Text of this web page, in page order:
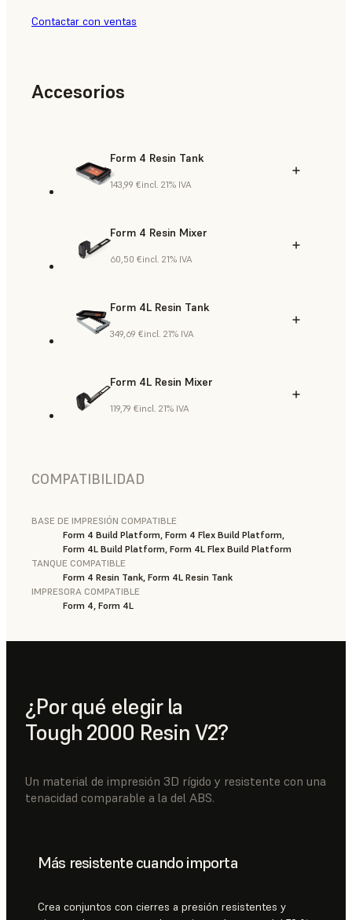
Contactar con ventas
Accesorios
Form 4 Resin Tank
143,99 €incl. 21% IVA
Form 4 Resin Mixer
60,50 €incl. 21% IVA
Form 4L Resin Tank
349,69 €incl. 21% IVA
Form 4L Resin Mixer
119,79 €incl. 21% IVA
COMPATIBILIDAD
BASE DE IMPRESIÓN COMPATIBLE
Form 4 Build Platform, Form 4 Flex Build Platform,
Form 4L Build Platform, Form 4L Flex Build Platform
TANQUE COMPATIBLE
Form 4 Resin Tank, Form 4L Resin Tank
IMPRESORA COMPATIBLE
Form 4, Form 4L
¿Por qué elegir la
Tough 2000 Resin V2?
Un material de impresión 3D rígido y resistente con una
tenacidad comparable a la del ABS.
Más resistente cuando importa
Crea conjuntos con cierres a presión resistentes y